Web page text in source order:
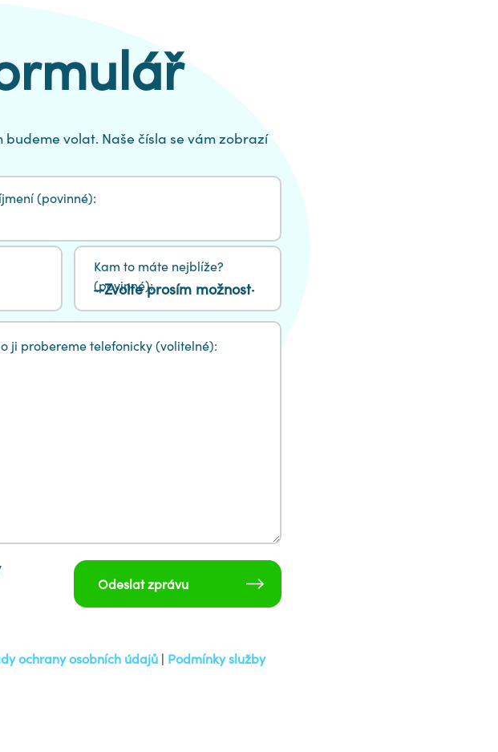
volat. Naše čísla se vám zobrazí
(povinné):
Kam to máte nejblíže?
(povinné):
ji probereme telefonicky (volitelné):
Odeslat zprávu
ochrany osobních údajů| Podmínky služby